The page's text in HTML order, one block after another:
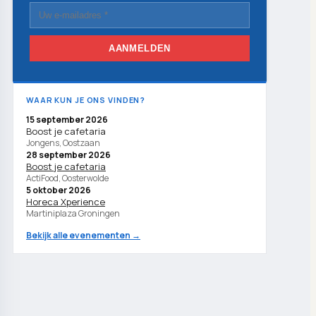
AANMELDEN
WAAR KUN JE ONS VINDEN?
15 september 2026
Boost je cafetaria
Jongens, Oostzaan
28 september 2026
Boost je cafetaria
ActiFood, Oosterwolde
5 oktober 2026
Horeca Xperience
Martiniplaza Groningen
Bekijk alle evenementen →